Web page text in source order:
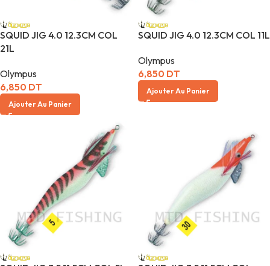
SQUID JIG 4.0 12.3CM COL
21L
Olympus
6,850 DT
Ajouter Au Panier
SQUID JIG 4.0 12.3CM COL 11L
Olympus
6,850 DT
Ajouter Au Panier